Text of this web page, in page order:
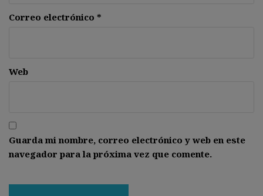
Correo electrónico *
Web
Guarda mi nombre, correo electrónico y web en este
navegador para la próxima vez que comente.